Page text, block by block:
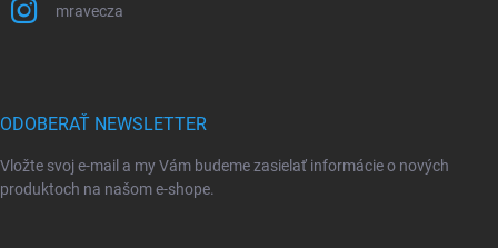
mravecza
ODOBERAŤ NEWSLETTER
Vložte svoj e-mail a my Vám budeme zasielať informácie o nových
produktoch na našom e-shope.